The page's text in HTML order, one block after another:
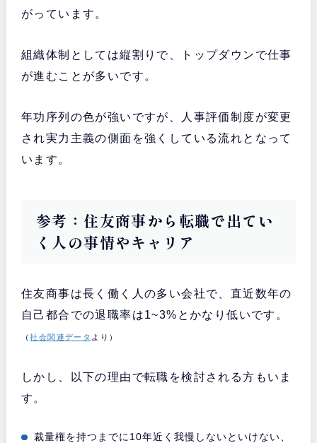
がっています。
組織体制としては縦割りで、トップダウンで仕事
が進むことが多いです。
年功序列の色が強いですが、人事評価制度が変更
され実力主義の側面を強くしている流れとなって
います。
参考：住友商事から転職で出てい
く人の事情やキャリア
住友商事は長く働く人の多い会社で、直近数年の
自己都合での退職率は1~3%とかなり低いです。
（社会関連データ より）
しかし、以下の理由で転職を検討される方もいま
す。
裁量権を持つまでに10年近く我慢しないといけない、